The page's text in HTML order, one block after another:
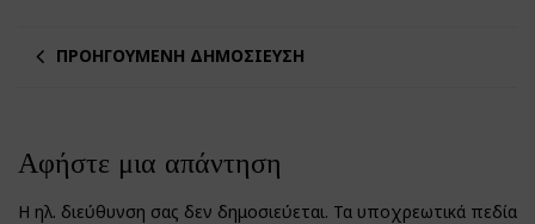
ΠΡΟΗΓΟΎΜΕΝΗ ΔΗΜΟΣΊΕΥΣΗ
Αφήστε μια απάντηση
Η ηλ. διεύθυνση σας δεν δημοσιεύεται. Τα υποχρεωτικά πεδία